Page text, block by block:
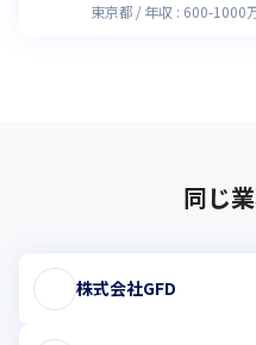
東京都
年収 : 600-1000
同じ
株式会社GFD